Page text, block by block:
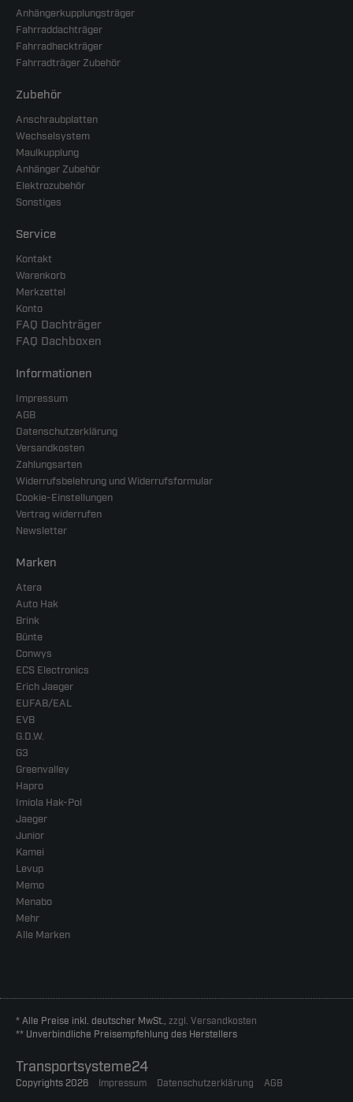
Anhängerkupplungsträger
Fahrraddachträger
Fahrradheckträger
Fahrradträger Zubehör
Zubehör
Anschraubplatten
Wechselsystem
Maulkupplung
Anhänger Zubehör
Elektrozubehör
Sonstiges
Service
Kontakt
Warenkorb
Merkzettel
Konto
FAQ Dachträger
FAQ Dachboxen
Informationen
Impressum
AGB
Datenschutzerklärung
Versandkosten
Zahlungsarten
Widerrufsbelehrung und Widerrufsformular
Cookie-Einstellungen
Vertrag widerrufen
Newsletter
Marken
Atera
Auto Hak
Brink
Bünte
Conwys
ECS Electronics
Erich Jaeger
EUFAB/EAL
EVB
G.D.W.
G3
Greenvalley
Hapro
Imiola Hak-Pol
Jaeger
Junior
Kamei
Levup
Memo
Menabo
Mehr
Alle Marken
* Alle Preise inkl. deutscher MwSt., zzgl. Versandkosten
** Unverbindliche Preisempfehlung des Herstellers
Transportsysteme24
Copyrights 2026 Impressum Datenschutzerklärung AGB